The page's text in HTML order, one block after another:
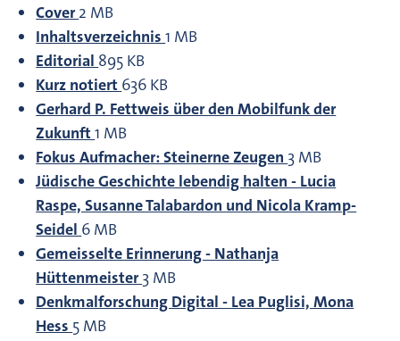
Cover 2 MB
Inhaltsverzeichnis1 MB
Editorial 895 KB
Kurz notiert 636 KB
Gerhard P. Fettweis über den Mobilfunk der
Zukunft1 MB
Fokus Aufmacher: Steinerne Zeugen 3 MB
Jüdische Geschichte lebendig halten - Lucia
Raspe, Susanne Talabardon und Nicola Kramp-
Seidel 6 MB
Gemeisselte Erinnerung - Nathanja
Hüttenmeister 3 MB
Denkmalforschung Digital - Lea Puglisi, Mona
Hess 5 MB